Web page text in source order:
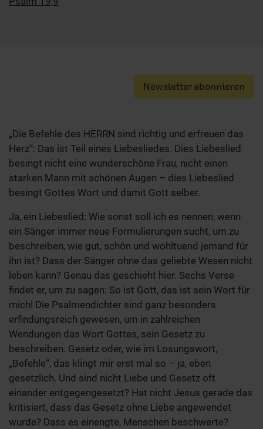
Newsletter abonnieren
„Die Befehle des HERRN sind richtig und erfreuen das
Herz“: Das ist Teil eines Liebesliedes. Dies Liebeslied
besingt nicht eine wunderschöne Frau, nicht einen
starken Mann mit schönen Augen – dies Liebeslied
besingt Gottes Wort und damit Gott selber.
Ja, ein Liebeslied: Wie sonst soll ich es nennen, wenn
ein Sänger immer neue Formulierungen sucht, um zu
beschreiben, wie gut, schön und wohltuend jemand für
ihn ist? Dass der Sänger ohne das geliebte Wesen nicht
leben kann? Genau das geschieht hier. Sechs Verse
findet er, um zu sagen: So ist Gott, das ist sein Wort für
mich! Die Psalmendichter sind ganz besonders
erfindungsreich gewesen, um in zahlreichen
Wendungen das Wort Gottes, sein Gesetz zu
beschreiben. Gesetz oder, wie im Losungswort,
„Befehle“, das klingt mir erst mal so – ja, eben
gesetzlich. Und sind nicht Liebe und Gesetz oft
einander entgegengesetzt? Hat nicht Jesus gerade das
kritisiert, dass das Gesetz ohne Liebe angewendet
wurde? Dass es einengte, Menschen beschwerte?